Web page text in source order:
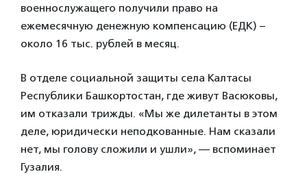
военнослужащего получили право на
ежемесячную денежную компенсацию (ЕДК) –
около 16 тыс. рублей в месяц.
В отделе социальной защиты села Калтасы
Республики Башкортостан, где живут Васюковы,
им отказали трижды. «Мы же дилетанты в этом
деле, юридически неподкованные. Нам сказали
нет, мы голову сложили и ушли», — вспоминает
Гузалия.